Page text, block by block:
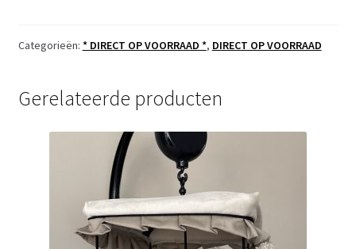
met
aantal
Categorieën: * DIRECT OP VOORRAAD *, DIRECT OP VOORRAAD
Gerelateerde producten